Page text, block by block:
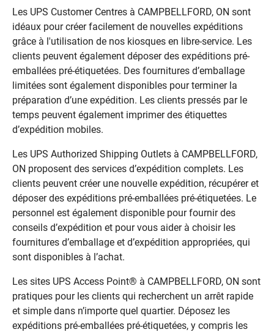
Les UPS Customer Centres à CAMPBELLFORD, ON sont
idéaux pour créer facilement de nouvelles expéditions
grâce à l'utilisation de nos kiosques en libre-service. Les
clients peuvent également déposer des expéditions pré-
emballées pré-étiquetées. Des fournitures d’emballage
limitées sont également disponibles pour terminer la
préparation d’une expédition. Les clients pressés par le
temps peuvent également imprimer des étiquettes
d’expédition mobiles.
Les UPS Authorized Shipping Outlets à CAMPBELLFORD,
ON proposent des services d’expédition complets. Les
clients peuvent créer une nouvelle expédition, récupérer et
déposer des expéditions pré-emballées pré-étiquetées. Le
personnel est également disponible pour fournir des
conseils d’expédition et pour vous aider à choisir les
fournitures d’emballage et d’expédition appropriées, qui
sont disponibles à l’achat.
Les sites UPS Access Point® à CAMPBELLFORD, ON sont
pratiques pour les clients qui recherchent un arrêt rapide
et simple dans n’importe quel quartier. Déposez les
expéditions pré-emballées pré-étiquetées, y compris les